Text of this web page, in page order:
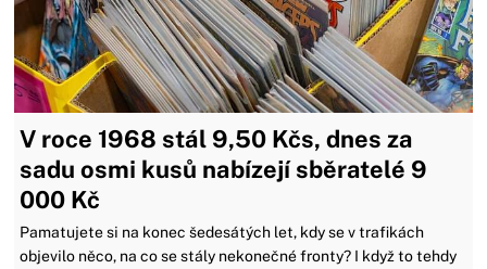
V roce 1968 stál 9,50 Kčs, dnes za
sadu osmi kusů nabízejí sběratelé 9
000 Kč
Pamatujete si na konec šedesátých let, kdy se v trafikách
objevilo něco, na co se stály nekonečné fronty? I když to tehdy